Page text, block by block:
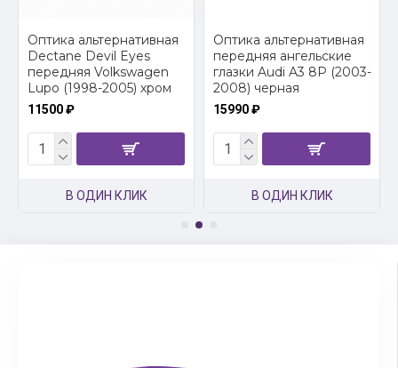
Оптика альтернативная
Dectane Devil Eyes
передняя Volkswagen
Lupo (1998-2005) хром
11500 ₽
В ОДИН КЛИК
Оптика альтернативная
передняя ангельские
глазки Audi A3 8P (2003-
2008) черная
15990 ₽
В ОДИН КЛИК